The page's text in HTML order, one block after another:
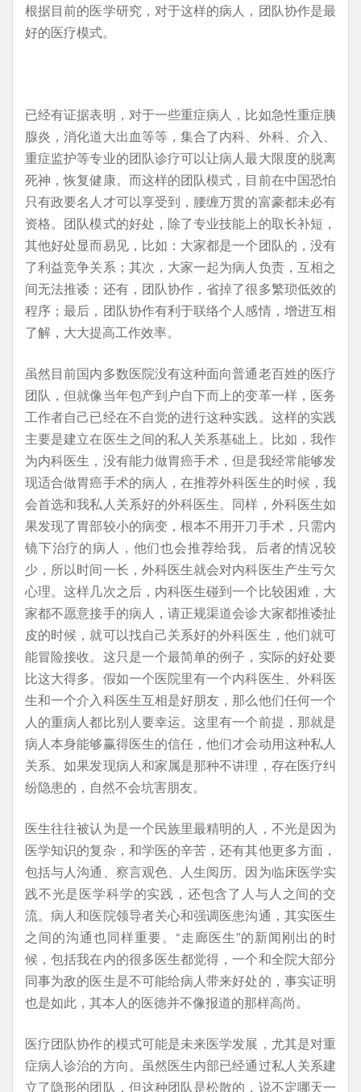
根据目前的医学研究，对于这样的病人，团队协作是最
好的医疗模式。
已经有证据表明，对于一些重症病人，比如急性重症胰
腺炎，消化道大出血等等，集合了内科、外科、介入、
重症监护等专业的团队诊疗可以让病人最大限度的脱离
死神，恢复健康。而这样的团队模式，目前在中国恐怕
只有政要名人才可以享受到，腰缠万贯的富豪都未必有
资格。团队模式的好处，除了专业技能上的取长补短，
其他好处显而易见，比如：大家都是一个团队的，没有
了利益竞争关系；其次，大家一起为病人负责，互相之
间无法推诿；还有，团队协作，省掉了很多繁琐低效的
程序；最后，团队协作有利于联络个人感情，增进互相
了解，大大提高工作效率。
虽然目前国内多数医院没有这种面向普通老百姓的医疗
团队，但就像当年包产到户自下而上的变革一样，医务
工作者自己已经在不自觉的进行这种实践。这样的实践
主要是建立在医生之间的私人关系基础上。比如，我作
为内科医生，没有能力做胃癌手术，但是我经常能够发
现适合做胃癌手术的病人，在推荐外科医生的时候，我
会首选和我私人关系好的外科医生。同样，外科医生如
果发现了胃部较小的病变，根本不用开刀手术，只需内
镜下治疗的病人，他们也会推荐给我。后者的情况较
少，所以时间一长，外科医生就会对内科医生产生亏欠
心理。这样几次之后，内科医生碰到一个比较困难，大
家都不愿意接手的病人，请正规渠道会诊大家都推诿扯
皮的时候，就可以找自己关系好的外科医生，他们就可
能冒险接收。这只是一个最简单的例子，实际的好处要
比这大得多。假如一个医院里有一个内科医生、外科医
生和一个介入科医生互相是好朋友，那么他们任何一个
人的重病人都比别人要幸运。这里有一个前提，那就是
病人本身能够赢得医生的信任，他们才会动用这种私人
关系。如果发现病人和家属是那种不讲理，存在医疗纠
纷隐患的，自然不会坑害朋友。
医生往往被认为是一个民族里最精明的人，不光是因为
医学知识的复杂，和学医的辛苦，还有其他更多方面，
包括与人沟通、察言观色、人生阅历。因为临床医学实
践不光是医学科学的实践，还包含了人与人之间的交
流。病人和医院领导者关心和强调医患沟通，其实医生
之间的沟通也同样重要。“走廊医生”的新闻刚出的时
候，包括我在内的很多医生都觉得，一个和全院大部分
同事为敌的医生是不可能给病人带来好处的，事实证明
也是如此，其本人的医德并不像报道的那样高尚。
医疗团队协作的模式可能是未来医学发展，尤其是对重
症病人诊治的方向。虽然医生内部已经通过私人关系建
立了隐形的团队，但这种团队是松散的，说不定哪天一